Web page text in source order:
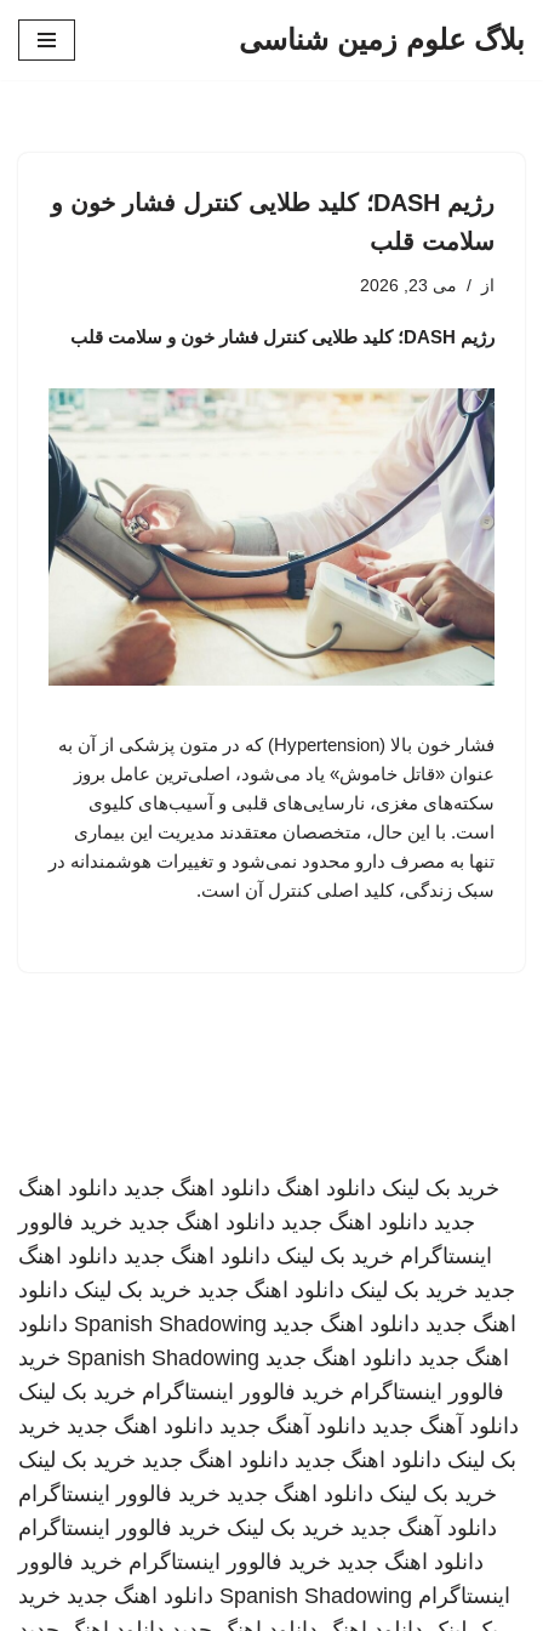
بلاگ علوم زمین شناسی
رژیم DASH؛ کلید طلایی کنترل فشار خون و
سلامت قلب
از می 23, 2026
رژیم DASH؛ کلید طلایی کنترل فشار خون و سلامت قلب
فشار خون بالا (Hypertension) که در متون پزشکی از آن به
عنوان «قاتل خاموش» یاد می‌شود، اصلی‌ترین عامل بروز
سکته‌های مغزی، نارسایی‌های قلبی و آسیب‌های کلیوی
است. با این حال، متخصصان معتقدند مدیریت این بیماری
تنها به مصرف دارو محدود نمی‌شود و تغییرات هوشمندانه در
سبک زندگی، کلید اصلی کنترل آن است.
خرید بک لینک دانلود اهنگ دانلود اهنگ جدید دانلود اهنگ
جدید دانلود اهنگ جدید دانلود اهنگ جدید خرید فالوور
اینستاگرام خرید بک لینک دانلود اهنگ جدید دانلود اهنگ
جدید خرید بک لینک دانلود اهنگ جدید خرید بک لینک دانلود
اهنگ جدید دانلود اهنگ جدید Spanish Shadowing دانلود
اهنگ جدید دانلود اهنگ جدید Spanish Shadowing خرید
فالوور اینستاگرام خرید فالوور اینستاگرام خرید بک لینک
دانلود آهنگ جدید دانلود آهنگ جدید دانلود اهنگ جدید خرید
بک لینک دانلود اهنگ جدید دانلود اهنگ جدید خرید بک لینک
خرید بک لینک دانلود اهنگ جدید خرید فالوور اینستاگرام
دانلود آهنگ جدید خرید بک لینک خرید فالوور اینستاگرام
دانلود اهنگ جدید خرید فالوور اینستاگرام خرید فالوور
اینستاگرام Spanish Shadowing دانلود اهنگ جدید خرید